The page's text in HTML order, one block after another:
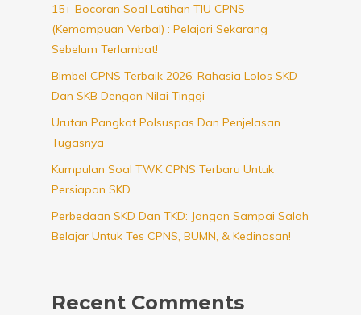
15+ Bocoran Soal Latihan TIU CPNS
(Kemampuan Verbal) : Pelajari Sekarang
Sebelum Terlambat!
Bimbel CPNS Terbaik 2026: Rahasia Lolos SKD
Dan SKB Dengan Nilai Tinggi
Urutan Pangkat Polsuspas Dan Penjelasan
Tugasnya
Kumpulan Soal TWK CPNS Terbaru Untuk
Persiapan SKD
Perbedaan SKD Dan TKD: Jangan Sampai Salah
Belajar Untuk Tes CPNS, BUMN, & Kedinasan!
Recent Comments